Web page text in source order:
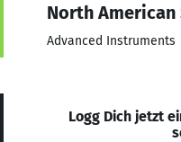
North American
Advanced Instruments
Logg Dich jetzt